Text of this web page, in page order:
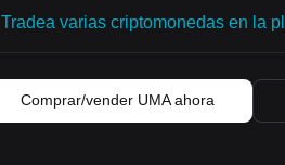
Tradea varias criptomonedas en la
Comprar/vender UMA ahora